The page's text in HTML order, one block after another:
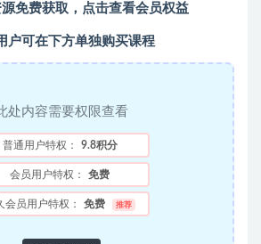
免费获取，点击查看会员权益
户可在下方单独购买课程
处内容需要权限查看
普通用户特权： 9.8积分
会员用户特权： 免费
会员用户特权： 免费 推荐